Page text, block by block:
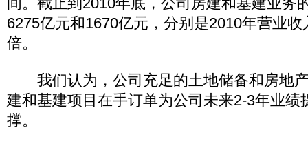
6275亿元和1670亿元，分别是2010年营业
倍。
我们认为，公司充足的土地储备和房地
建和基建项目在手订单为公司未来2-3年业绩
撑。